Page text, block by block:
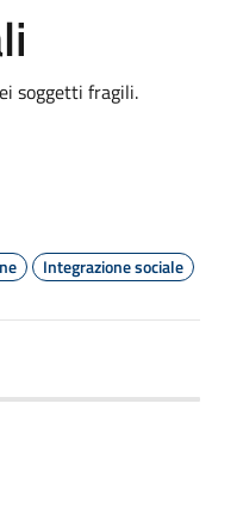
soggetti fragili.
Integrazione sociale